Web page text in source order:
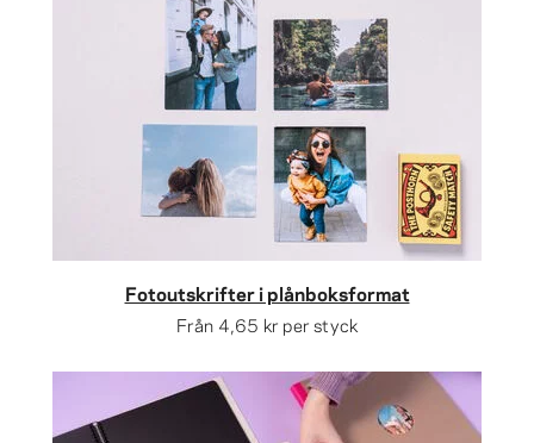
Fotoutskrifter i plånboksformat
Från 4,65 kr per styck